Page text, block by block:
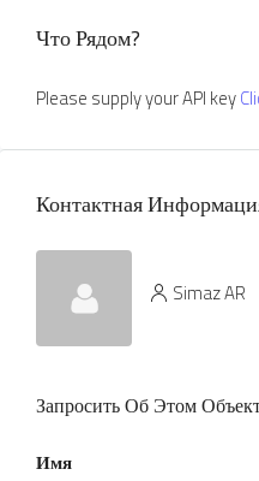
Что Рядом?
Please supply your API key
Контактная
Simaz AR
Запросить Об Этом
Имя